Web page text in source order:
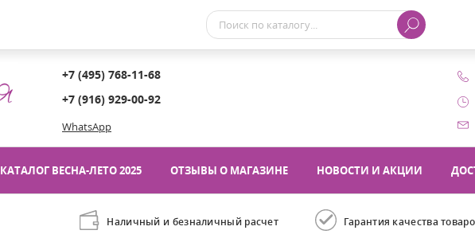
+7 (495) 768-11-68
+7 (916) 929-00-92
WhatsApp
КАТАЛОГ ВЕСНА-ЛЕТО 2025 ОТЗЫВЫ О МАГАЗИНЕ НОВОСТИ И АКЦИИ
Наличный и безналичный расчет Гарантия качества